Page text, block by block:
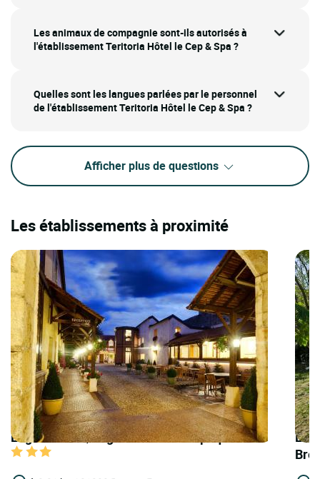
Les animaux de compagnie sont-ils autorisés à
l'établissement Teritoria Hôtel le Cep & Spa ?
Quelles sont les langues parlées par le personnel
de l'établissement Teritoria Hôtel le Cep & Spa ?
Afficher plus de questions
Les établissements à proximité
Logis Hôtels | Logis Hôtel Belle Epoque